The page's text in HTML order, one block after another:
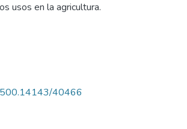
usos en la agricultura.
40466